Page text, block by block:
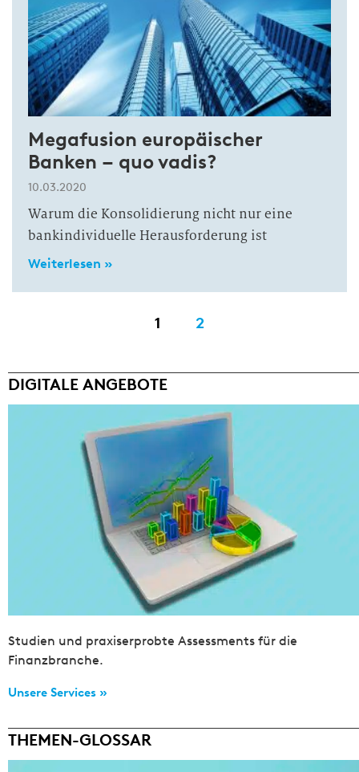
Megafusion europäischer
Banken – quo vadis?
10.03.2020
Warum die Konsolidierung nicht nur eine
bankindividuelle Herausforderung ist
Weiterlesen »
1 2
DIGITALE ANGEBOTE
Studien und praxiserprobte Assessments für die
Finanzbranche.
Unsere Services »
THEMEN-GLOSSAR